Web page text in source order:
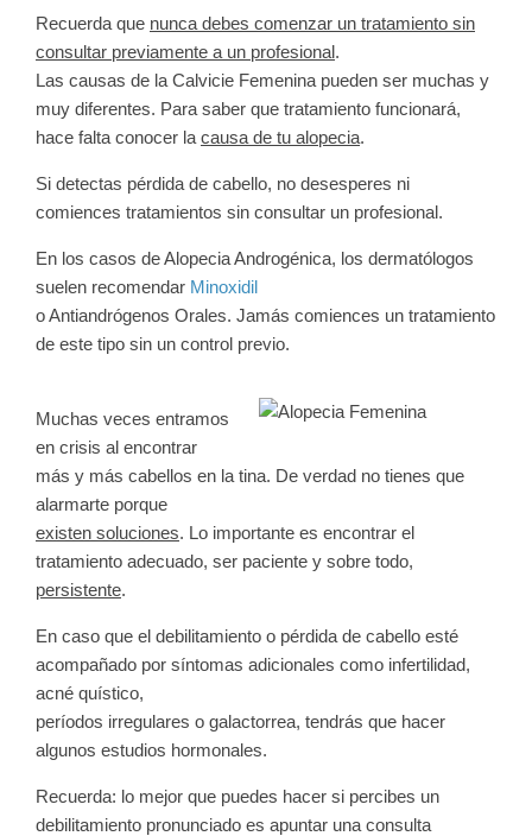
Recuerda que nunca debes comenzar un tratamiento sin
consultar previamente a un profesional.
Las causas de la Calvicie Femenina pueden ser muchas y
muy diferentes. Para saber que tratamiento funcionará,
hace falta conocer la causa de tu alopecia.
Si detectas pérdida de cabello, no desesperes ni
comiences tratamientos sin consultar un profesional.
En los casos de Alopecia Androgénica, los dermatólogos
suelen recomendar Minoxidil
oAntiandrógenos Orales. Jamás comiences un tratamiento
de este tipo sin un control previo.
Muchas veces entramos
en crisis al encontrar
más y más cabellos en la tina. De verdad no tienes que
alarmarte porque
existen soluciones. Lo importante es encontrar el
tratamiento adecuado, ser paciente y sobre todo,
persistente.
En caso que el debilitamiento o pérdida de cabello esté
acompañado por síntomas adicionales como infertilidad,
acné quístico,
períodos irregulares o galactorrea, tendrás que hacer
algunos estudios hormonales.
Recuerda: lo mejor que puedes hacer si percibes un
debilitamiento pronunciado es apuntar una consulta